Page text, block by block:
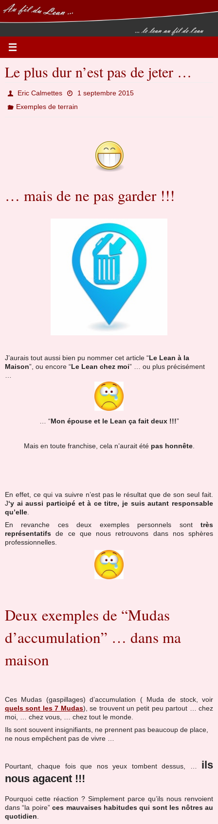
Passer
vers
le
Le plus dur n’est pas de jeter …
Eric Calmettes
1 septembre 2015
Exemples de terrain
… mais de ne pas garder !!!
J’aurais tout aussi bien pu nommer cet article “Le Lean à la
Maison”, ou encore “Le Lean chez moi” … ou plus précisément
… “Mon épouse et le Lean ça fait deux !!!”
Mais en toute franchise, cela n’aurait été pas honnête.
En effet, ce qui va suivre n’est pas le résultat que de son seul fait.
J‘y ai aussi participé et à ce titre, je suis autant responsable
qu’elle.
En revanche ces deux exemples personnels sont très
représentatifs de ce que nous retrouvons dans nos sphères
professionnelles.
Deux exemples de “Mudas
d’accumulation” … dans ma
maison
Ces Mudas (gaspillages) d’accumulation ( Muda de stock, voir
quels sont les 7 Mudas), se trouvent un petit peu partout … chez
moi, … chez vous, … chez tout le monde.
Ils sont souvent insignifiants, ne prennent pas beaucoup de place,
ne nous empêchent pas de vivre …
Pourtant, chaque fois que nos yeux tombent dessus, … ils
nous agacent !!!
Pourquoi cette réaction ? Simplement parce qu’ils nous renvoient
dans “la poire”ces mauvaises habitudes qui sont les nôtres au
quotidien